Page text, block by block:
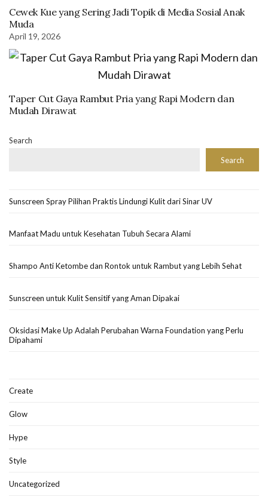
Cewek Kue yang Sering Jadi Topik di Media Sosial Anak
Muda
April 19, 2026
Taper Cut Gaya Rambut Pria yang Rapi Modern dan
Mudah Dirawat
Search
Search
Sunscreen Spray Pilihan Praktis Lindungi Kulit dari Sinar UV
Manfaat Madu untuk Kesehatan Tubuh Secara Alami
Shampo Anti Ketombe dan Rontok untuk Rambut yang Lebih Sehat
Sunscreen untuk Kulit Sensitif yang Aman Dipakai
Oksidasi Make Up Adalah Perubahan Warna Foundation yang Perlu
Dipahami
Create
Glow
Hype
Style
Uncategorized